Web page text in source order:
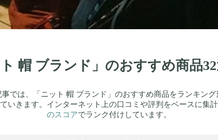
帽 ブランド」のおすすめ商品
事では、「ニット 帽 ブランド」のおすすめ商品をランキング
いきます。インターネット上の口コミや評判をベースに集
のスコアでランク付けしています。